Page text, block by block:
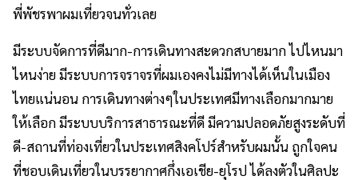
พี่พัชรพาผมเที่ยวจนทั่วเลย
มีระบบจัดการที่ดีมาก-การเดินทางสะดวกสบายมาก ไปไหนมา
ไหนง่าย มีระบบการจราจรที่ผมเองคงไม่มีทางได้เห็นในเมือง
ไทยแน่นอน การเดินทางต่างๆในประเทศมีทางเลือกมากมาย
ให้เลือก มีระบบบริการสาธารณะที่ดี มีความปลอดภัยสูงระดับที่
ดี-สถานที่ท่องเที่ยวในประเทศสิงคโปร์สำหรับผมนั้น ถูกใจคน
ที่ชอบเดินเที่ยวในบรรยากาศกึ่งเอเชีย-ยุโรป ได้ลงตัวในศิลปะ